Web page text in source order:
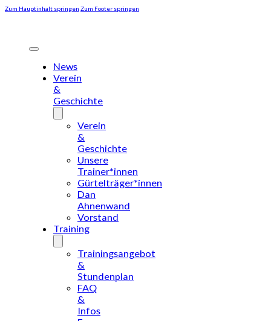
Zum Hauptinhalt springen Zum Footer springen
News
Verein
&
Geschichte
Verein
&
Geschichte
Unsere
Trainer*innen
Gürtelträger*innen
Dan
Ahnenwand
Vorstand
Training
Trainingsangebot
&
Stundenplan
FAQ
&
Infos